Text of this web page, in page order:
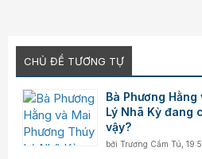
CHỦ ĐỀ TƯƠNG TỰ
Bà Phương
Lý Nhã Kỳ đang
vậy?
bởiTrương Cẩm Tú ,